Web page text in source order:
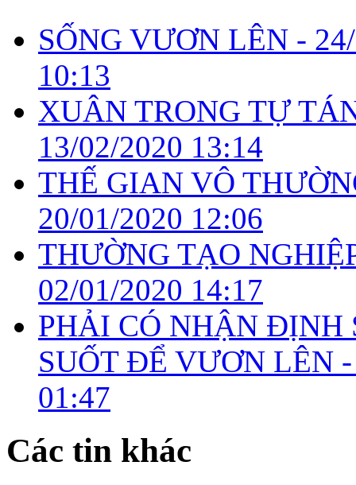
SỐNG VƯƠN LÊN -
10:13
XUÂN TRONG TỰ
13/02/2020 13:14
THẾ GIAN VÔ
20/01/2020 12:06
THƯỜNG TẠO
02/01/2020 14:17
PHẢI CÓ NHẬN ĐỊNH
SUỐT ĐỂ VƯƠN LÊN
01:47
Các tin khác